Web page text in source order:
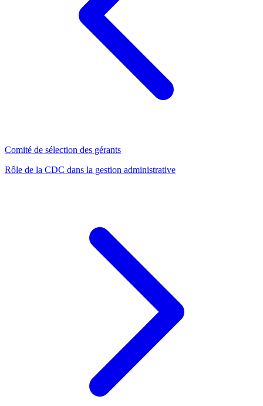
Comité de sélection des gérants
Rôle de la CDC dans la gestion administrative